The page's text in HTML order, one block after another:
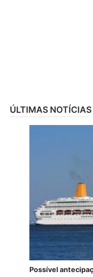
ÚLTIMAS NOTÍCIAS
Possível